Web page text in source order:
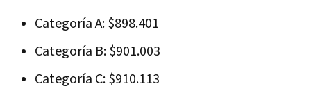
Categoría A: $898.401
Categoría B: $901.003
Categoría C: $910.113